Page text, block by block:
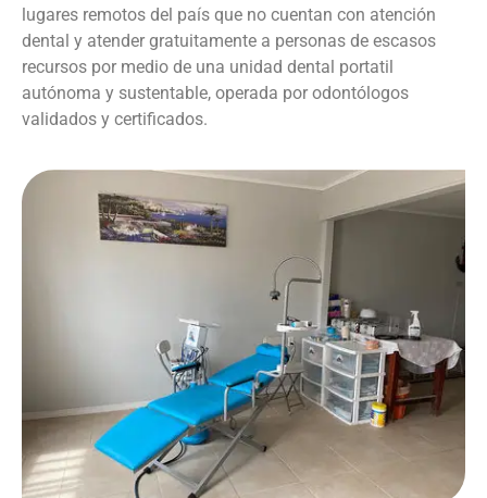
lugares remotos del país que no cuentan con atención
dental y atender gratuitamente a personas de escasos
recursos por medio de una unidad dental portatil
autónoma y sustentable, operada por odontólogos
validados y certificados.